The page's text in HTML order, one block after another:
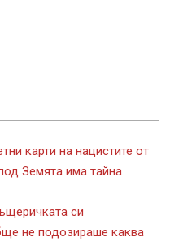
карти на нацистите от
Земята има тайна
си
не подозираше каква